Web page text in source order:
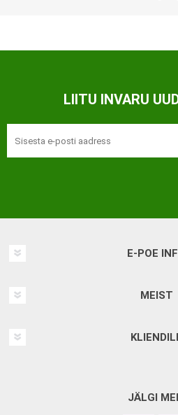
LIITU INVARU
E-POE
MEIST
JÄLGI